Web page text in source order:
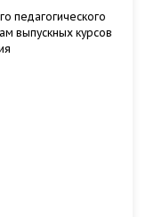
педагогического
выпускных курсов